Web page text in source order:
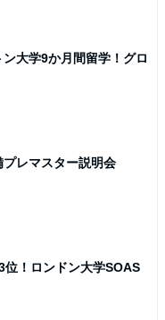
大学9か月間留学！グロ
レマスター説明会
位！ロンドン大学SOAS